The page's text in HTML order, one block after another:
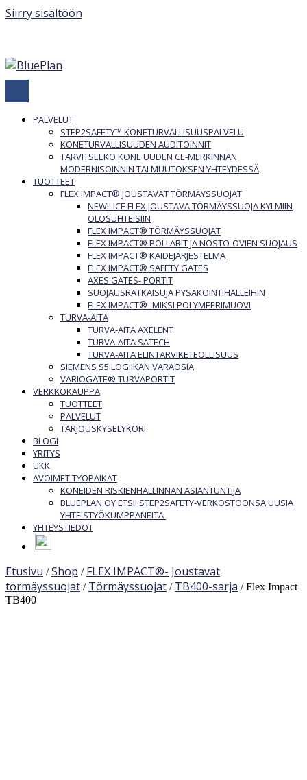
Siirry sisältöön
PALVELUT
STEP2SAFETY™ KONETURVALLISUUSPALVELU
KONETURVALLISUUDEN AUDITOINNIT
TARVITSEEKO KONE UUDEN CE-MERKINNÄN
MODERNISOINNIN TAI MUUTOKSEN YHTEYDESSÄ
TUOTTEET
FLEX IMPACT® JOUSTAVAT TÖRMÄYSSUOJAT
NEW!! ICE FLEX JOUSTAVA TÖRMÄYSSUOJA KYLMIIN
OLOSUHTEISIIN
FLEX IMPACT® TÖRMÄYSSUOJAT
FLEX IMPACT® POLLARIT JA NOSTO-OVIEN SUOJAUS
FLEX IMPACT® KAIDEJÄRJESTELMÄ
FLEX IMPACT® SAFETY GATES
AXES GATES- PORTIT
SUOJAUSRATKAISUJA PYSÄKÖINTIHALLEIHIN
FLEX IMPACT® -MIKSI POLYMEERIMUOVI
TURVA-AITA
TURVA-AITA AXELENT
TURVA-AITA SATECH
TURVA-AITA ELINTARVIKETEOLLISUUS
SIEMENS S5 LOGIIKAN VARAOSIA
VARIOGATE® TURVAPORTIT
VERKKOKAUPPA
TUOTTEET
PALVELUT
TARJOUSKYSELYKORI
BLOGI
YRITYS
UKK
AVOIMET TYÖPAIKAT
KONEIDEN RISKIENHALLINNAN ASIANTUNTIJA
BLUEPLAN OY ETSII STEP2SAFETY-VERKOSTOONSA UUSIA
YHTEISTYÖKUMPPANEITA
YHTEYSTIEDOT
Etusivu /Shop / FLEX IMPACT®- Joustavat
törmäyssuojat / Törmäyssuojat / TB400-sarja / Flex Impact
TB400